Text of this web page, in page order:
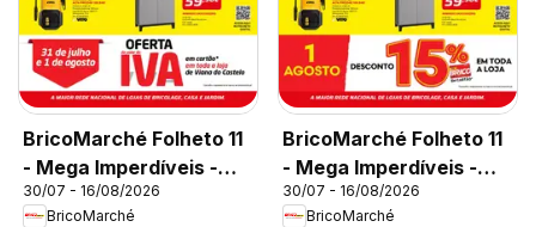
BricoMarché Folheto 11
- Mega Imperdíveis -
Viana do Castelo
30/07 - 16/08/2026
BricoMarché
BricoMarché Folheto 11
- Mega Imperdíveis -
Ovar
30/07 - 16/08/2026
BricoMarché